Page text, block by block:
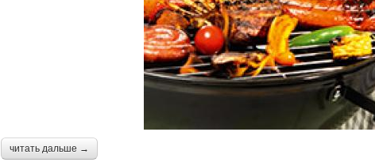
читать дальше →